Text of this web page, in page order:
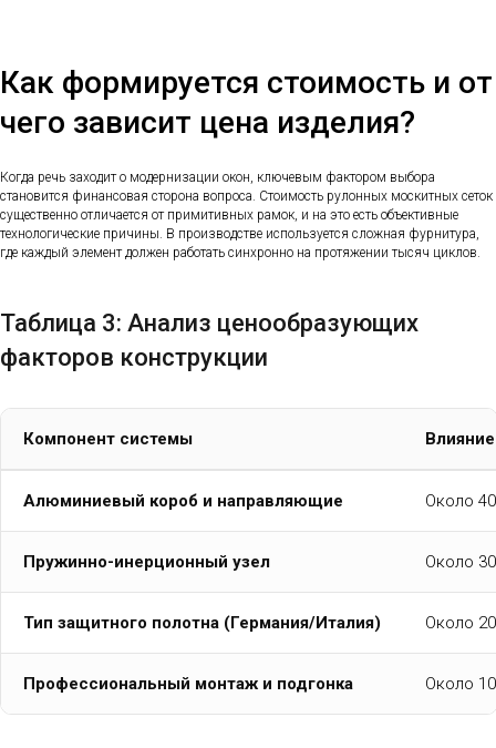
Как формируется стоимость и от
чего зависит цена изделия?
Когда речь заходит о модернизации окон, ключевым фактором выбора
становится финансовая сторона вопроса. Стоимость рулонных москитных сеток
существенно отличается от примитивных рамок, и на это есть объективные
технологические причины. В производстве используется сложная фурнитура,
где каждый элемент должен работать синхронно на протяжении тысяч циклов.
Таблица 3: Анализ ценообразующих
факторов конструкции
Компонент системы
Алюминиевый короб и направляющие Около
Пружинно-инерционный узел Около
Тип защитного полотна (Германия/Италия) Около
Профессиональный монтаж и подгонка Около